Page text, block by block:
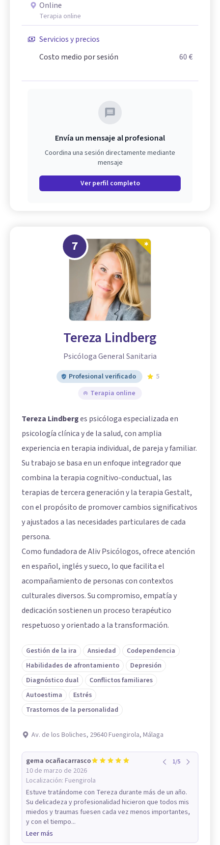
Online
Terapia online
Servicios y precios
Costo medio por sesión
60 €
Envía un mensaje al profesional
Coordina una sesión directamente mediante
mensaje
Ver perfil completo
7
Tereza Lindberg
Psicóloga General Sanitaria
Profesional verificado
5
Terapia online
Tereza Lindberges psicóloga especializada en
psicología clínica y de la salud, con amplia
experiencia en terapia individual, de pareja y familiar.
Su trabajo se basa en un enfoque integrador que
combina la terapia cognitivo-conductual, las
terapias de tercera generación y la terapia Gestalt,
con el propósito de promover cambios significativos
y ajustados a las necesidades particulares de cada
persona.
Como fundadora de Aliv Psicólogos, ofrece atención
en español, inglés y sueco, lo que facilita el
acompañamiento de personas con contextos
culturales diversos. Su compromiso, empatía y
dedicación sostienen un proceso terapéutico
respetuoso y orientado a la transformación.
Gestión de la ira Ansiedad
Codependencia
Habilidades de afrontamiento
Depresión
Diagnóstico dual
Conflictos familiares
Autoestima
Estrés
Trastornos de la personalidad
Av. de los Boliches, 29640 Fuengirola, Málaga
gema ocañacarrasco
10 de marzo de 2026
Localización: Fuengirola
1/5
Estuve tratándome con Tereza durante más de un año.
Su delicadeza y profesionalidad hicieron que todos mis
miedos y traumas fuesen cada vez menos importantes,
y con el tiempo...
Leer más